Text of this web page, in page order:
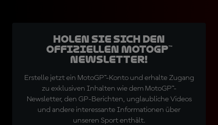
Holen Sie sich den
offiziellen MotoGP™
Newsletter!
Erstelle jetzt ein MotoGP™-Konto und erhalte Zugang
zu exklusiven Inhalten wie dem MotoGP™-
Newsletter, den GP-Berichten, unglaubliche Videos
und andere interessante Informationen über
unseren Sport enthält.